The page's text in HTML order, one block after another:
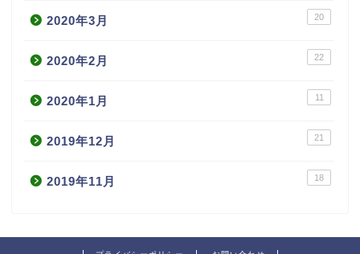
2020年3月 20
2020年2月 22
2020年1月 11
2019年12月 21
2019年11月 18